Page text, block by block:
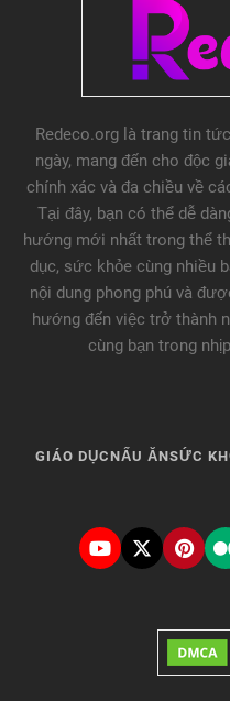
Redeco.org là trang tin
ngày, mang đến cho độc
chính xác và đa chiều về
Tại đây, bạn có thể dễ
hướng mới nhất trong thể
dục, sức khỏe cùng nhiều
nội dung phong phú và
hướng đến việc trở thành
cùng bạn trong
GIÁO DỤCNẤU ĂNSỨC